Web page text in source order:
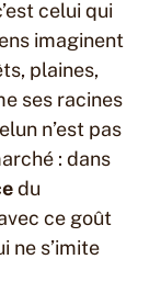
celui qui
imaginent
plaines,
ses racines
n’est pas
: dans
du
ce goût
ne s’imite